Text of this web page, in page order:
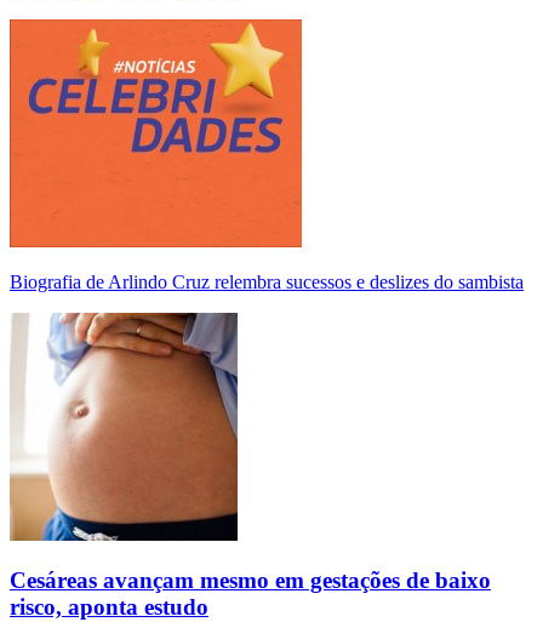
Biografia de Arlindo Cruz relembra sucessos e deslizes do sambista
Cesáreas avançam mesmo em gestações de baixo
risco, aponta estudo